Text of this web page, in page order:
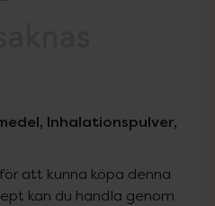
Inhalationspulver,
att kunna köpa denna
kan du handla genom